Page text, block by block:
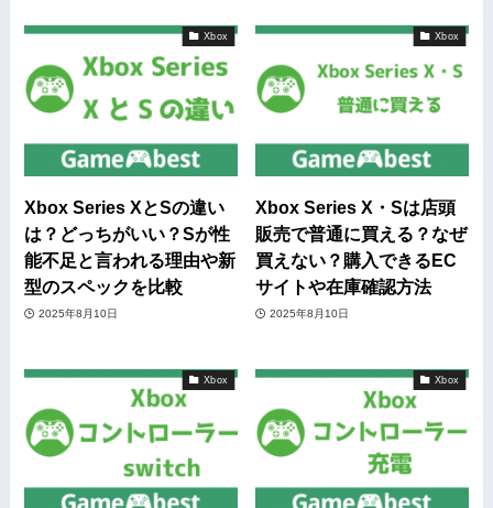
Xbox
Xbox Series XとSの違い
は？どっちがいい？Sが性
能不足と言われる理由や新
型のスペックを比較
2025年8月10日
Xbox
Xbox Series X・Sは店頭
販売で普通に買える？なぜ
買えない？購入できるEC
サイトや在庫確認方法
2025年8月10日
Xbox Xbox